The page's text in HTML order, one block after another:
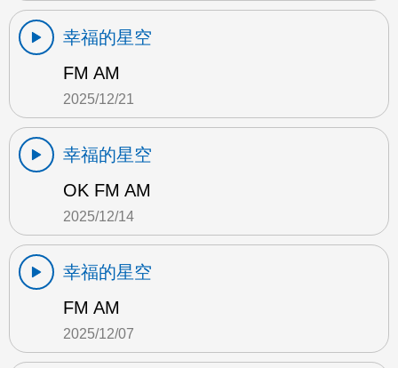
幸福的星空
FM AM
2025/12/21
幸福的星空
OK FM AM
2025/12/14
幸福的星空
FM AM
2025/12/07